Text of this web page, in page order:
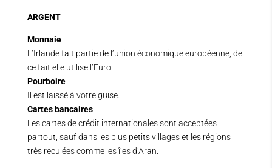
ARGENT
Monnaie
L’Irlande fait partie de l’union économique européenne, de
ce fait elle utilise l’Euro.
Pourboire
Il est laissé à votre guise.
Cartes bancaires
Les cartes de crédit internationales sont acceptées
partout, sauf dans les plus petits villages et les régions
très reculées comme les îles d’Aran.